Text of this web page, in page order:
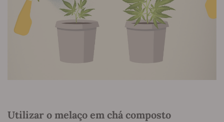
Utilizar o melaço em chá composto